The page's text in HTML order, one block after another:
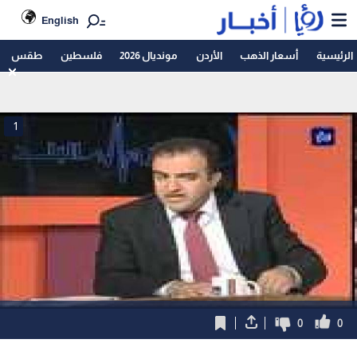
English
الرئيسية أسعار الذهب الأردن مونديال 2026 فلسطين طقس
1
0
0